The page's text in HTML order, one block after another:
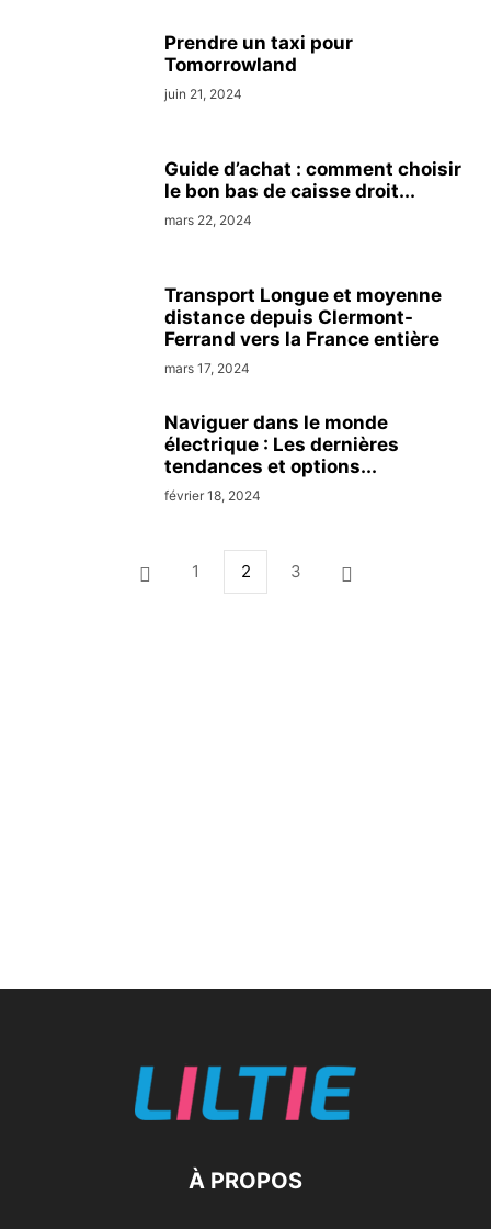
Prendre un taxi pour
Tomorrowland
juin 21, 2024
Guide d’achat : comment choisir
le bon bas de caisse droit...
mars 22, 2024
Transport Longue et moyenne
distance depuis Clermont-
Ferrand vers la France entière
mars 17, 2024
Naviguer dans le monde
électrique : Les dernières
tendances et options...
février 18, 2024
1 2 3
À PROPOS